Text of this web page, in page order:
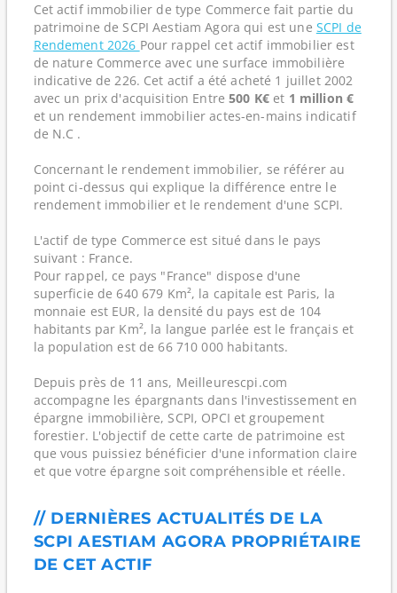
Cet actif immobilier de type Commerce fait partie du
patrimoine de SCPI Aestiam Agora qui est une SCPI de
Rendement 2026 Pour rappel cet actif immobilier est
de nature Commerce avec une surface immobilière
indicative de 226. Cet actif a été acheté 1 juillet 2002
avec un prix d'acquisition Entre500 K€et 1 million €
et un rendement immobilier actes-en-mains indicatif
de N.C .
Concernant le rendement immobilier, se référer au
point ci-dessus qui explique la différence entre le
rendement immobilier et le rendement d'une SCPI.
L'actif de type Commerce est situé dans le pays
suivant : France.
Pour rappel, ce pays "France" dispose d'une
superficie de 640 679 Km², la capitale est Paris, la
monnaie est EUR, la densité du pays est de 104
habitants par Km², la langue parlée est le français et
la population est de 66 710 000 habitants.
Depuis près de 11 ans, Meilleurescpi.com
accompagne les épargnants dans l'investissement en
épargne immobilière, SCPI, OPCI et groupement
forestier. L'objectif de cette carte de patrimoine est
que vous puissiez bénéficier d'une information claire
et que votre épargne soit compréhensible et réelle.
// DERNIÈRES ACTUALITÉS DE LA
SCPI AESTIAM AGORA PROPRIÉTAIRE
DE CET ACTIF